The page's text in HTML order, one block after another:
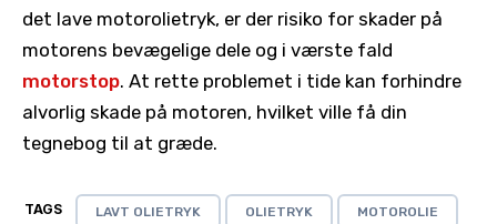
det lave motorolietryk, er der risiko for skader på
motorens bevægelige dele og i værste fald
motorstop. At rette problemet i tide kan forhindre
alvorlig skade på motoren, hvilket ville få din
tegnebog til at græde.
TAGS LAVT OLIETRYK OLIETRYK MOTOROLIE